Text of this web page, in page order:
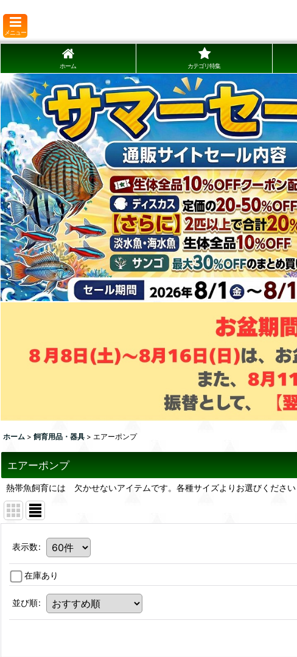
メニュー
ホーム カテゴリ特集
ホーム > 飼育用品・器具 > エアーポンプ
エアーポンプ
熱帯魚飼育には 欠かせないアイテムです。各種サイズよりお選びください
表示数:
在庫あり
並び順: